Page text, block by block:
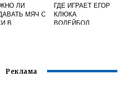
ЛИ
МЯЧ С
В
ГДЕ ИГРАЕТ ЕГОР
КЛЮКА
ВОЛЕЙБОЛ
Реклама